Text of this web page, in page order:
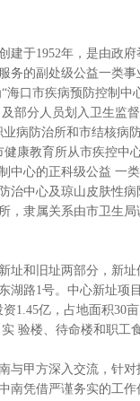
于1952年，是由政府
务的副处级公益一类
海口市疾病预防控制中
部分人员划入卫生监
病防治所和市结核病
健康教育所从市疾控中
中心的正科级公益 一
治中心及琼山皮肤性
，隶属关系由市卫生
和旧址两部分，新址
湖路1号。中心新址项
1.45亿，占地面积30
验楼、待命楼和职工
甲方深入交流，针对
南凭借严谨务实的工